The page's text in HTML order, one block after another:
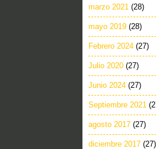
marzo 2021 (28)
mayo 2019 (28)
Febrero 2024 (27)
Julio 2020 (27)
Junio 2024 (27)
Septiembre 2021
agosto 2017 (27)
diciembre 2017 (27)